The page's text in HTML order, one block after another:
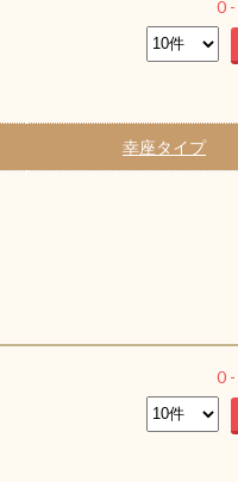
0 -
幸座タイプ
0 -